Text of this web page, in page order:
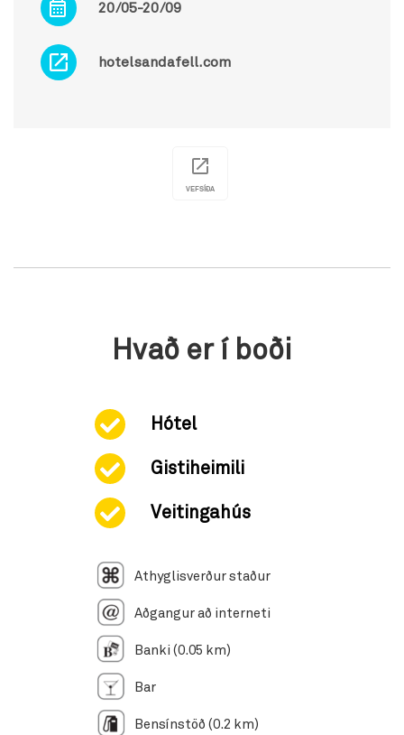
20/05-20/09
hotelsandafell.com
VEFSÍÐA
Hvað er í boði
Hótel
Gistiheimili
Veitingahús
Athyglisverður staður
Aðgangur að interneti
Banki (0.05 km)
Bar
Bensínstöð (0.2 km)